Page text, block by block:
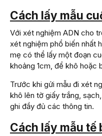
Cách lấy mẫu
Với xét nghiệm ADN cho
xét nghiệm phổ biến nhất
mẹ có thể lấy một đoạn
khoảng 1cm, để khô hoặc
Trước khi gửi mẫu đi xét
khô lên tờ giấy trắng,
ghi đầy đủ các thông tin.
Cách lấy mẫu tế